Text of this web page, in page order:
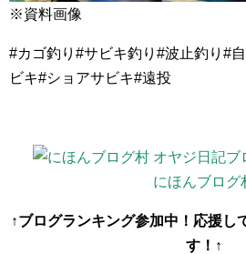
※資料画像
#カゴ釣り#サビキ釣り#波止釣り#
ビキ#ショアサビキ#遠投
にほんブログ
↑ブログランキング参加中！応援し
す！↑